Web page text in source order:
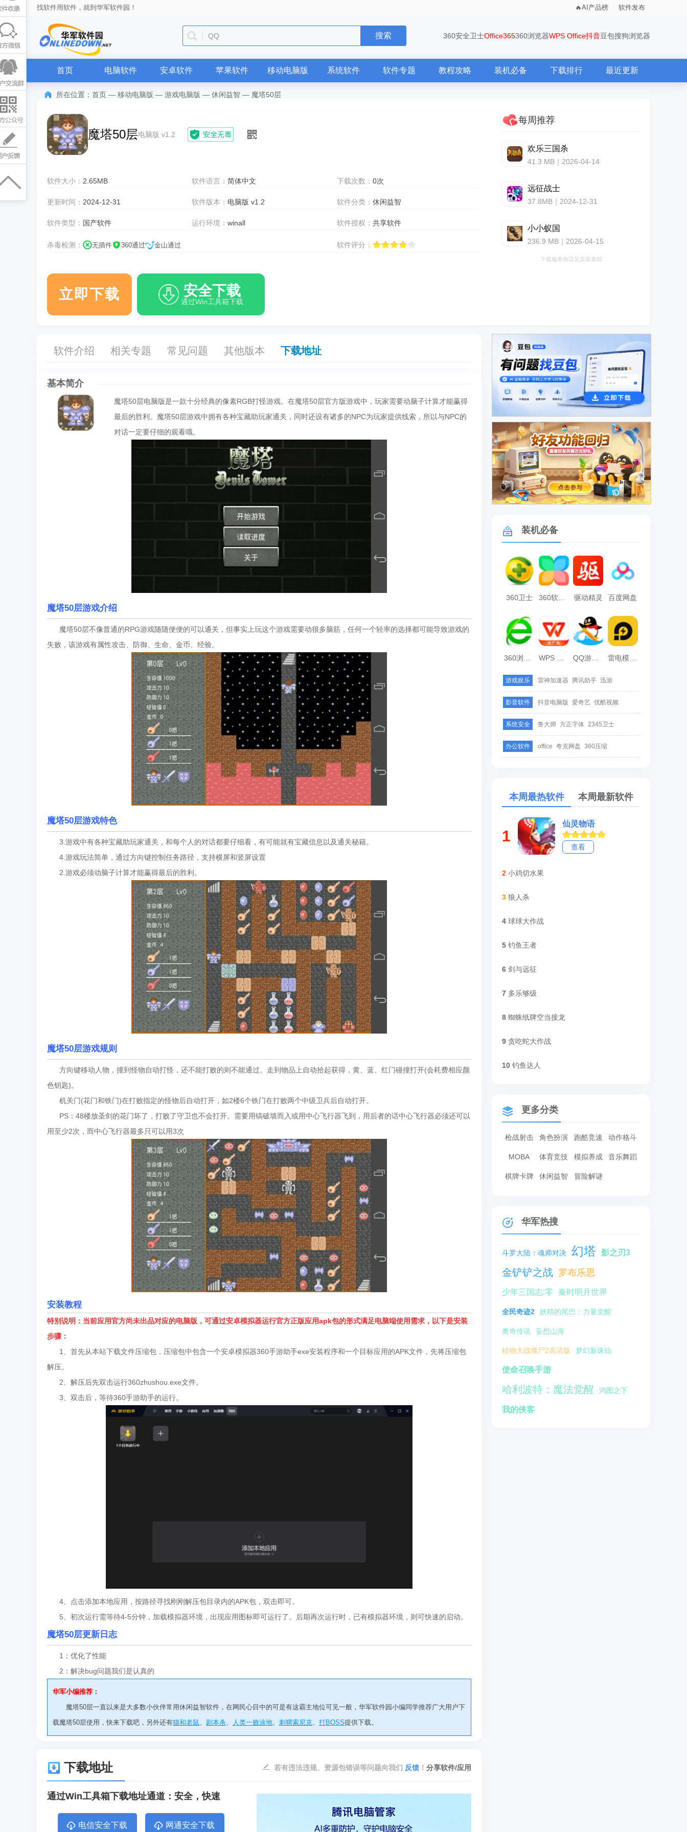
找软件用软件，就到华军软件园！ AI产品榜 软件发布
迅雷 搜索 360安全卫士Office365360浏览器WPS Office抖音豆包搜狗浏览器
首页 电脑软件 安卓软件 苹果软件 移动电脑版 系统软件 软件专题 教程攻略 装机必备 下载排行 最近更新
所在位置： 首页 — 移动电脑版 — 游戏电脑版 — 休闲益智 — 魔塔50层
魔塔50层电脑版 v1.2
软件大小： 2.65MB 软件语言：简体中文 下载次数： 0次
更新时间： 2024-12-31 软件版本： 电脑版 v1.2 软件分类： 休闲益智
软件类型： 国产软件 运行环境：winall 软件授权： 共享软件
杀毒检测： 无插件 360通过 金山通过 软件评分：
立即下载 安全下载
通过Win工具箱下载
每周推荐
欢乐三国杀
41.3 MB｜2026-04-14
远征战士
37.8MB｜2024-12-31
小小蚁国
236.9 MB｜2026-04-15
下载服务协议见页面底部
软件介绍 相关专题 常见问题 其他版本 下载地址
基本简介
魔塔50层电脑版是一款十分经典的像素RGB打怪游戏。在魔塔50层官方版游戏中，玩家需要动脑子计算才能赢得
最后的胜利。魔塔50层游戏中拥有各种宝藏助玩家通关，同时还设有诸多的NPC为玩家提供线索，所以与NPC的
对话一定要仔细的观看哦。
魔塔50层游戏介绍
魔塔50层不像普通的RPG游戏随随便便的可以通关，但事实上玩这个游戏需要动很多脑筋，任何一个轻率的选择都可能导致游戏的
失败，该游戏有属性攻击、防御、生命、金币、经验。
魔塔50层游戏特色
3.游戏中有各种宝藏助玩家通关，和每个人的对话都要仔细看，有可能就有宝藏信息以及通关秘籍。
4.游戏玩法简单，通过方向键控制任务路径，支持横屏和竖屏设置
2.游戏必须动脑子计算才能赢得最后的胜利。
魔塔50层游戏规则
方向键移动人物，撞到怪物自动打怪，还不能打败的则不能通过。走到物品上自动拾起获得，黄、蓝、红门碰撞打开(会耗费相应颜
色钥匙)。
机关门(花门和铁门)在打败指定的怪物后自动打开，如2楼6个铁门在打败两个中级卫兵后自动打开。
PS：48楼放圣剑的花门坏了，打败了守卫也不会打开。需要用镐破墙而入或用中心飞行器飞到，用后者的话中心飞行器必须还可以
用至少2次，而中心飞行器最多只可以用3次
安装教程
特别说明：当前应用官方尚未出品对应的电脑版，可通过安卓模拟器运行官方正版应用apk包的形式满足电脑端使用需求，以下是安装
步骤：
1、首先从本站下载文件压缩包，压缩包中包含一个安卓模拟器360手游助手exe安装程序和一个目标应用的APK文件，先将压缩包
解压。
2、解压后先双击运行360zhushou.exe文件。
3、双击后，等待360手游助手的运行。
4、点击添加本地应用，按路径寻找刚刚解压包目录内的APK包，双击即可。
5、初次运行需等待4-5分钟，加载模拟器环境，出现应用图标即可运行了。后期再次运行时，已有模拟器环境，则可快速的启动。
魔塔50层更新日志
1：优化了性能
2：解决bug问题我们是认真的
华军小编推荐：
魔塔50层一直以来是大多数小伙伴常用休闲益智软件，在网民心目中的可是有这霸主地位可见一般，华军软件园小编同学推荐广大用户下
载魔塔50层使用，快来下载吧，另外还有猫和老鼠、 剧本杀、 人类一败涂地、 刺猬索尼克、 打BOSS提供下载。
下载地址 分享软件/应用
若有违法违规、资源包错误等问题向我们 反馈 ！
通过Win工具箱下载地址通道：安全，快速
电信安全下载 网通安全下载
广告
广告
装机必备
360卫士 360软件管家 驱动精灵 百度网盘
雷电模拟器
游戏娱乐 雷神加速器 腾讯助手 迅游
影音软件 抖音电脑版 爱奇艺 优酷视频
系统安全 鲁大师 方正字体 2345卫士
办公软件 office 夸克网盘 360压缩
本周最热软件 本周最新软件
1
仙灵物语
查看
2 小鸡切水果
3 狼人杀
4 球球大作战
5 钓鱼王者
6 剑与远征
7 多乐够级
8 蜘蛛纸牌空当接龙
9 贪吃蛇大作战
10 钓鱼达人
更多分类
枪战射击 角色扮演 跑酷竞速 动作格斗
MOBA 体育竞技 模拟养成 音乐舞蹈
棋牌卡牌 休闲益智 冒险解谜
华军热搜
斗罗大陆：魂师对决 幻塔 影之刃3
金铲铲之战 罗布乐思
少年三国志:零 秦时明月世界
全民奇迹2 妖精的尾巴：力量觉醒
奥奇传说 妄想山海
植物大战僵尸2高清版 梦幻新诛仙
使命召唤手游
哈利波特：魔法觉醒 鸿图之下
我的侠客